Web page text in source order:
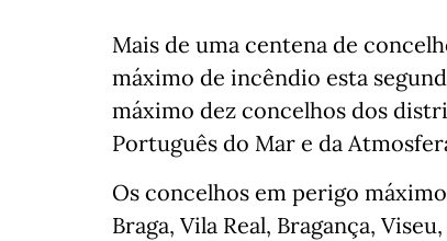
Mais de uma centena de
máximo de incêndio esta
máximo dez concelhos dos
Português do Mar e da
Os concelhos em perigo
Braga, Vila Real, Bragança,